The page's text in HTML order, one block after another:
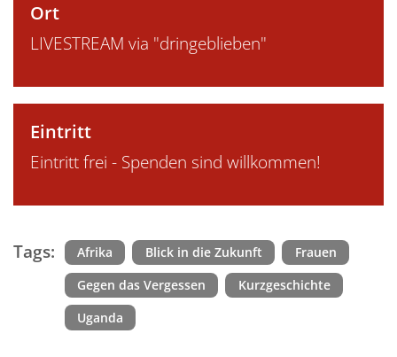
Ort
LIVESTREAM via "dringeblieben"
Eintritt
Eintritt frei - Spenden sind willkommen!
Tags: Afrika Blick in die Zukunft
Frauen
Gegen das Vergessen
Kurzgeschichte
Uganda